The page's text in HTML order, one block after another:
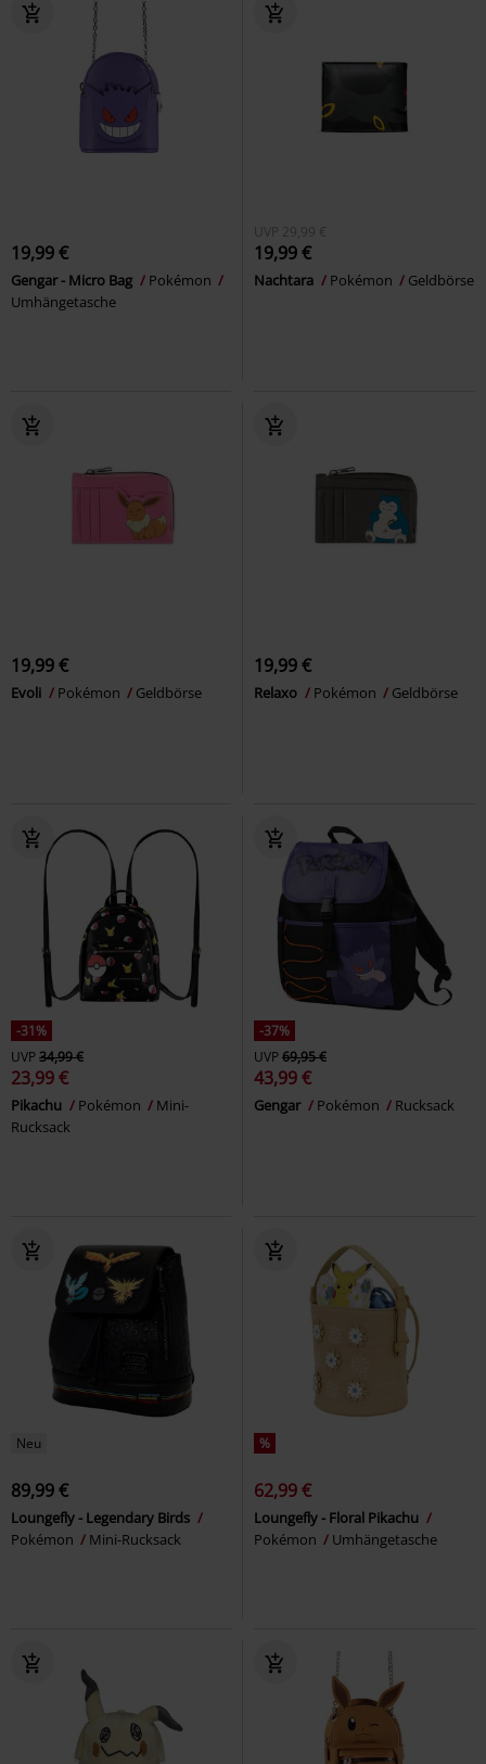
19,99 €
Gengar - Micro Bag
Pokémon
Umhängetasche
UVP 29,99 €
19,99 €
Nachtara Pokémon Geldbörse
19,99 €
Evoli Pokémon Geldbörse
19,99 €
Relaxo Pokémon Geldbörse
-31%
UVP34,99 €
23,99 €
Pikachu Pokémon
Mini-
Rucksack
-37%
UVP69,95 €
43,99 €
Gengar Pokémon Rucksack
Neu
89,99 €
Loungefly - Legendary Birds
Pokémon
Mini-Rucksack
%
62,99 €
Loungefly - Floral Pikachu
Pokémon
Umhängetasche